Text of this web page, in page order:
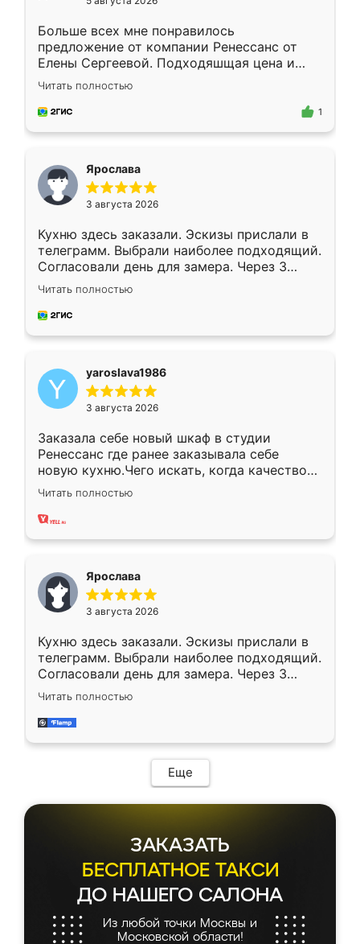
Больше всех мне понравилось
предложение от компании Ренессанс от
Елены Сергеевой. Подходяшщая цена и
короткие сроки изготовления. Приехавший
для замера сотрудник Владислав
предложил по моему эскизу самый
Читать полностью
1
Ярослава
3 августа 2026
Кухню здесь заказали. Эскизы прислали в
телеграмм. Выбрали наиболее подходящий.
Согласовали день для замера. Через 3
недели кухня была уже готова. Остались
довольны работой. Спасибо Ренессанс
мебель за качественную работу!
Читать полностью
yaroslava1986
3 августа 2026
Заказала себе новый шкаф в студии
Ренессанс где ранее заказывала себе
новую кухню.Чего искать, когда качеством
вполне довольна. Служит кухня уже почти
два года, нареканий нет.
Читать полностью
Ярослава
3 августа 2026
Кухню здесь заказали. Эскизы прислали в
телеграмм. Выбрали наиболее подходящий.
Согласовали день для замера. Через 3
недели кухня была уже готова. Остались
довольны работой. Спасибо Ренессанс
мебель за качественную работу!
Читать полностью
Еще
ЗАКАЗАТЬ
БЕСПЛАТНОЕ ТАКСИ
ДО НАШЕГО САЛОНА
Из любой точки Москвы и
Московской области!